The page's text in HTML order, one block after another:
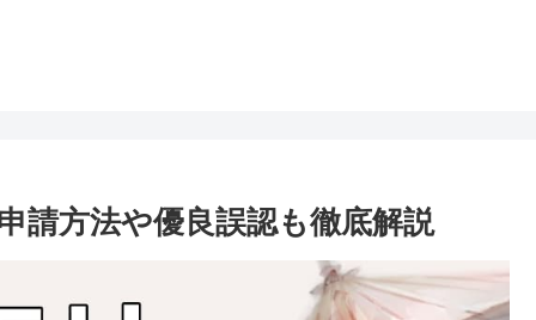
請方法や優良誤認も徹底解説